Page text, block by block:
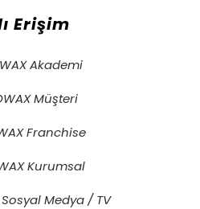
Erişim
Akademi
Müşteri
Franchise
Kurumsal
Sosyal Medya / TV